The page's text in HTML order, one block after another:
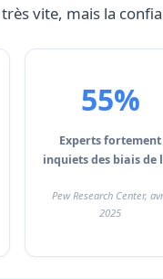
vite, mais la
55%
Experts fortement
inquiets des biais de
Pew Research Center,
2025